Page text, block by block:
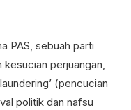
PAS, sebuah parti
perjuangan,
(pencucian
politik dan nafsu